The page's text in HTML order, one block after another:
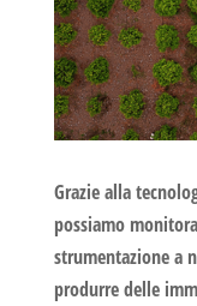
Grazie alla
possiamo
strumentazione a
produrre delle